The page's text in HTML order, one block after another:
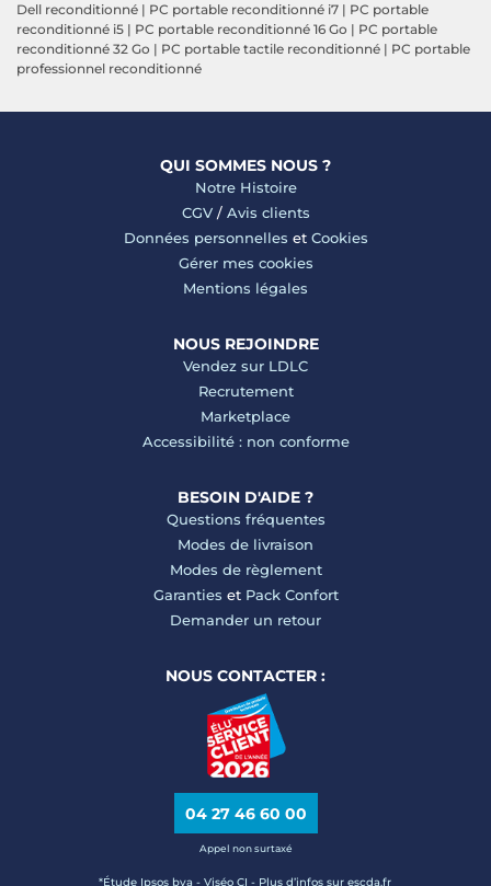
Dell reconditionné | PC portable reconditionné i7 | PC portable
reconditionné i5 | PC portable reconditionné 16 Go | PC portable
reconditionné 32 Go | PC portable tactile reconditionné | PC portable
professionnel reconditionné
QUI SOMMES NOUS ?
Notre Histoire
CGV/ Avis clients
Données personnelles et Cookies
Gérer mes cookies
Mentions légales
NOUS REJOINDRE
Vendez sur LDLC
Recrutement
Marketplace
Accessibilité : non conforme
BESOIN D'AIDE ?
Questions fréquentes
Modes de livraison
Modes de règlement
Garanties et Pack Confort
Demander un retour
NOUS CONTACTER :
04 27 46 60 00
Appel non surtaxé
*Étude Ipsos bva - Viséo CI - Plus d’infos sur escda.fr